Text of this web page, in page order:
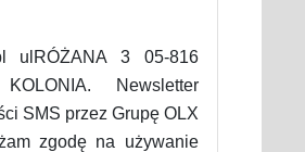
ulRÓŻANA 3 05-816
Newsletter
SMS przez Grupę OLX
zgodę na używanie